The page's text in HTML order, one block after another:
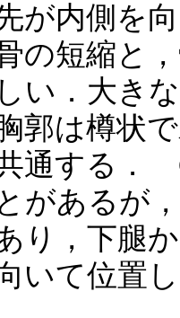
が内側を
の短縮と
しい．大き
郭は樽状
通する．
とがあるが
り，下腿
いて位置